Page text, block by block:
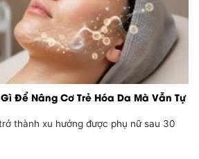
Để Nâng Cơ Trẻ Hóa Da Mà Vẫn Tự
thành xu hướng được phụ nữ sau 30